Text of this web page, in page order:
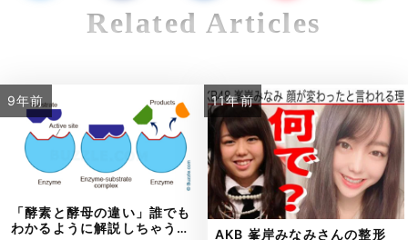
Related Articles
9年前
「酵素と酵母の違い」誰でも
わかるように解説しちゃう…
11年前
AKB 峯岸みなみさんの整形